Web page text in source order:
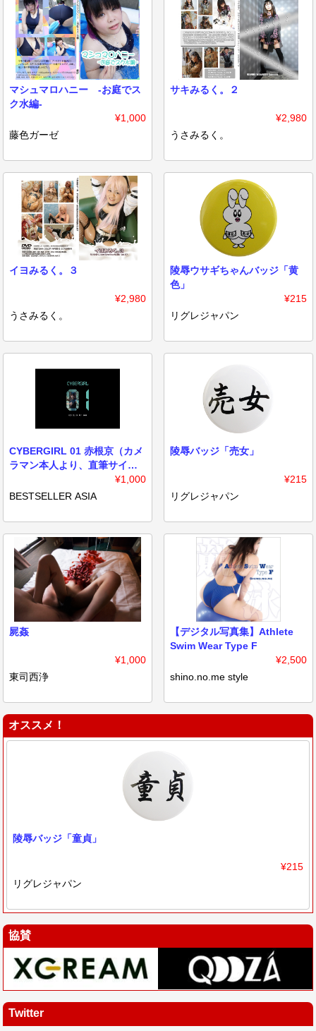
マシュマロハニー -お庭でス
ク水編-
¥1,000
藤色ガーゼ
サキみるく。２
¥2,980
うさみるく。
イヨみるく。３
¥2,980
うさみるく。
陵辱ウサギちゃんバッジ「黄
色」
¥215
リグレジャパン
CYBERGIRL 01 赤根京（カメ
ラマン本人より、直筆サイン
¥1,000
BESTSELLER ASIA
陵辱バッジ「売女」
¥215
リグレジャパン
屍姦
¥1,000
東司西浄
【デジタル写真集】Athlete
Swim Wear Type F
¥2,500
shino.no.me style
オススメ！
陵辱バッジ「童貞」
¥215
リグレジャパン
協賛
Twitter